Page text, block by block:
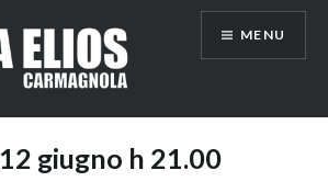
MENU
12 giugno h 21.00